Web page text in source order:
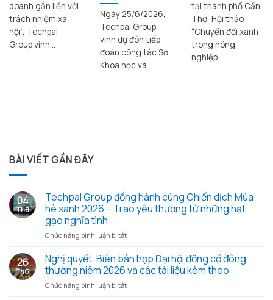
doanh gắn liền với
trách nhiệm xã
hội”, Techpal
Group vinh...
Ngày 25/6/2026,
Techpal Group
vinh dự đón tiếp
đoàn công tác Sở
Khoa học và...
tại thành phố Cần
Thơ, Hội thảo
“Chuyển đổi xanh
trong nông
nghiệp:...
BÀI VIẾT GẦN ĐÂY
04
Th8
Techpal Group đồng hành cùng Chiến dịch Mùa
hè xanh 2026 – Trao yêu thương từ những hạt
gạo nghĩa tình
Chức năng bình luận bị tắtở
Group
đồng
hành
cùng
26
Th6
Nghị quyết, Biên bản họp Đại hội đồng cổ đông
thường niêm 2026 và các tài liệu kèm theo
Chức năng bình luận bị tắtở